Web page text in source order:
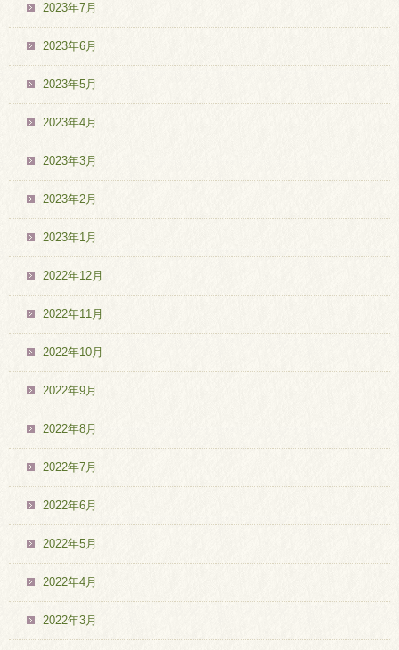
2023年7月
2023年6月
2023年5月
2023年4月
2023年3月
2023年2月
2023年1月
2022年12月
2022年11月
2022年10月
2022年9月
2022年8月
2022年7月
2022年6月
2022年5月
2022年4月
2022年3月